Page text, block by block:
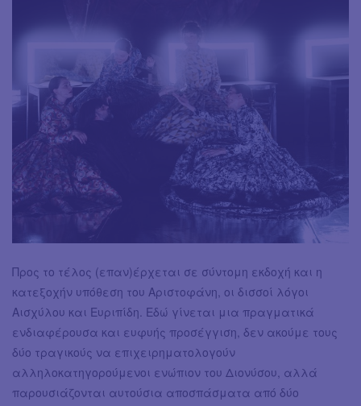
Προς το τέλος (επαν)έρχεται σε σύντομη εκδοχή και η
κατεξοχήν υπόθεση του Αριστοφάνη, οι δισσοί λόγοι
Αισχύλου και Ευριπίδη. Εδώ γίνεται μια πραγματικά
ενδιαφέρουσα και ευφυής προσέγγιση, δεν ακούμε τους
δύο τραγικούς να επιχειρηματολογούν
αλληλοκατηγορούμενοι ενώπιον του Διονύσου, αλλά
παρουσιάζονται αυτούσια αποσπάσματα από δύο